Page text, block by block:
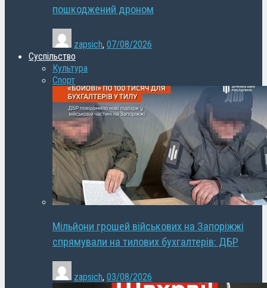
пошкоджений дроном
zapsich, 07/08/2026
Суспільство
Культура
Спорт
Мільйони грошей військових на Запоріжжі
спрямували на тилових бухгалтерів: ДБР
zapsich, 03/08/2026